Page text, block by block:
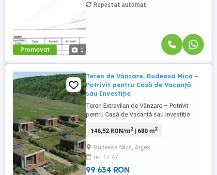
Promovat 1
Repostat automat
Teren de Vânzare, Budeasa Mica –
Potrivit pentru Casă de Vacanță
sau Investiție
Teren Extravilan de Vânzare – Potrivit
pentru Casă de Vacanță sau Investiție
liziera pădurii, la doar câțiva km de Pitești
vacanță, casă pe structură mobilă sau tip
container. De asemenea, poate ...
146,52 RON/m2| 680 m2
Budeasa Mica, Arges
ieri 17:47
99 634 RON